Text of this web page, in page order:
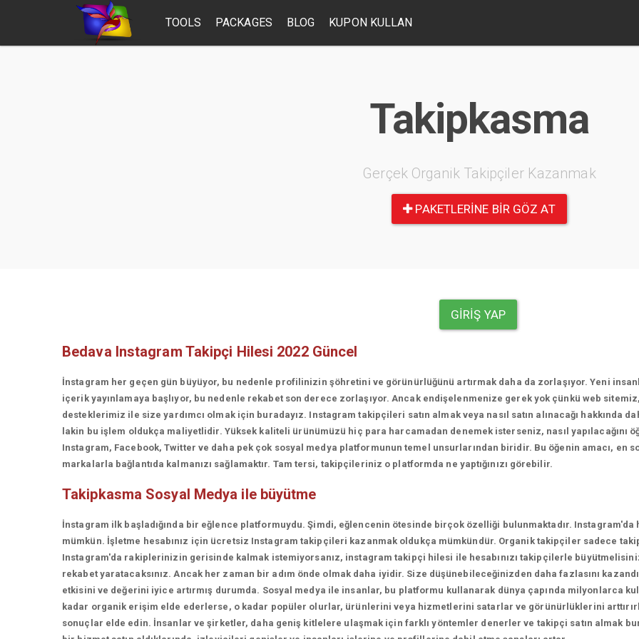
TOOLS PACKAGES BLOG KUPON KULLAN
Takipkasma
Gerçek Organik Takipçiler Kazanmak
PAKETLERINE BIR GÖZ AT
GIRIŞ YAP
Bedava Instagram Takipçi Hilesi 2022 Güncel
İnstagram her geçen gün büyüyor, bu nedenle profilinizin şöhretini ve görünürlüğünü artırmak daha da zorlaşıyor. Yeni
içerik yayınlamaya başlıyor, bu nedenle rekabet son derece zorlaşıyor. Ancak endişelenmenize gerek yok çünkü web
desteklerimiz ile size yardımcı olmak için buradayız. Instagram takipçileri satın almak veya nasıl satın alınacağı hakkında
lakin bu işlem oldukça maliyetlidir. Yüksek kaliteli ürünümüzü hiç para harcamadan denemek isterseniz, nasıl yapılacağını
Instagram, Facebook, Twitter ve daha pek çok sosyal medya platformunun temel unsurlarından biridir. Bu öğenin amacı,
markalarla bağlantıda kalmanızı sağlamaktır. Tam tersi, takipçileriniz o platformda ne yaptığınızı görebilir.
Takipkasma Sosyal Medya ile büyütme
İnstagram ilk başladığında bir eğlence platformuydu. Şimdi, eğlencenin ötesinde birçok özelliği bulunmaktadır. Instagram'da
mümkün. İşletme hesabınız için ücretsiz Instagram takipçileri kazanmak oldukça mümkündür. Organik takipçiler sadece
Instagram'da rakiplerinizin gerisinde kalmak istemiyorsanız, instagram takipçi hilesi ile hesabınızı takipçilerle
rekabet yaratacaksınız. Ancak her zaman bir adım önde olmak daha iyidir. Size düşünebileceğinizden daha fazlasını
etkisini ve değerini iyice artırmış durumda. Sosyal medya ile insanlar, bu platformu kullanarak dünya çapında milyonlarca
kadar organik erişim elde ederlerse, o kadar popüler olurlar, ürünlerini veya hizmetlerini satarlar ve görünürlüklerini
sonuçlar elde edin. İnsanlar ve şirketler, daha geniş kitlelere ulaşmak için farklı yöntemler denerler ve takipçi satın almak